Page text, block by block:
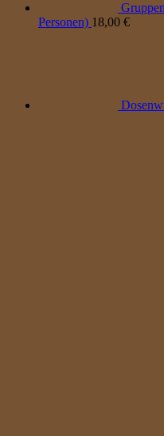
Personen) 18,00 €